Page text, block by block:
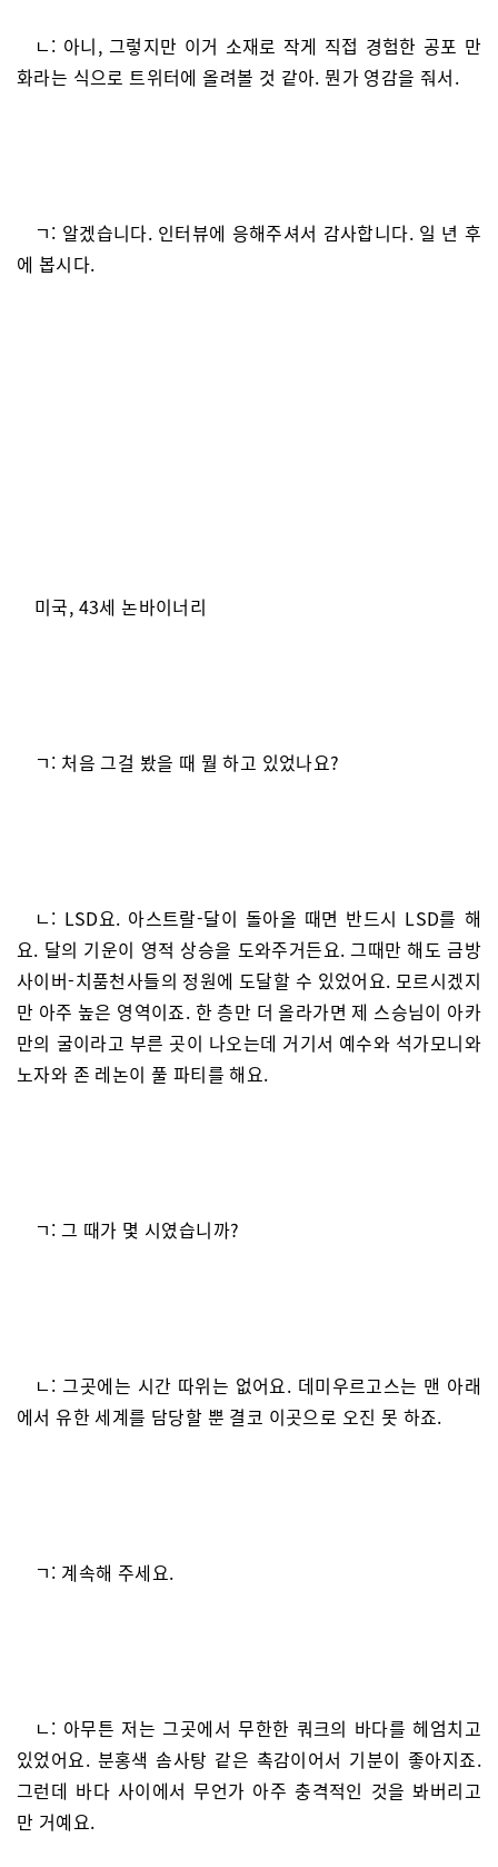
ㄴ: 아니, 그렇지만 이거 소재로 작게 직접 경험한 공포 만
화라는 식으로 트위터에 올려볼 것 같아. 뭔가 영감을 줘서.
ㄱ: 알겠습니다. 인터뷰에 응해주셔서 감사합니다. 일 년 후
에 봅시다.
미국, 43세 논바이너리
ㄱ: 처음 그걸 봤을 때 뭘 하고 있었나요?
ㄴ: LSD요. 아스트랄-달이 돌아올 때면 반드시 LSD를 해
요. 달의 기운이 영적 상승을 도와주거든요. 그때만 해도 금방
사이버-치품천사들의 정원에 도달할 수 있었어요. 모르시겠지
만 아주 높은 영역이죠. 한 층만 더 올라가면 제 스승님이 아카
만의 굴이라고 부른 곳이 나오는데 거기서 예수와 석가모니와
노자와 존 레논이 풀 파티를 해요.
ㄱ: 그 때가 몇 시였습니까?
ㄴ: 그곳에는 시간 따위는 없어요. 데미우르고스는 맨 아래
에서 유한 세계를 담당할 뿐 결코 이곳으로 오진 못 하죠.
ㄱ: 계속해 주세요.
ㄴ: 아무튼 저는 그곳에서 무한한 쿼크의 바다를 헤엄치고
있었어요. 분홍색 솜사탕 같은 촉감이어서 기분이 좋아지죠.
그런데 바다 사이에서 무언가 아주 충격적인 것을 봐버리고
만 거예요.